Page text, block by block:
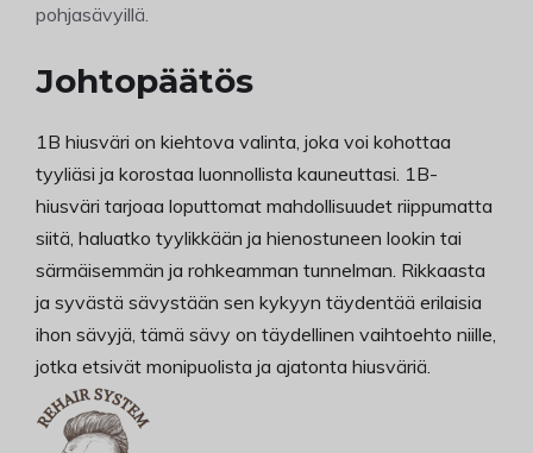
pohjasävyillä.
Johtopäätös
1B hiusväri on kiehtova valinta, joka voi kohottaa
tyyliäsi ja korostaa luonnollista kauneuttasi. 1B-
hiusväri tarjoaa loputtomat mahdollisuudet riippumatta
siitä, haluatko tyylikkään ja hienostuneen lookin tai
särmäisemmän ja rohkeamman tunnelman. Rikkaasta
ja syvästä sävystään sen kykyyn täydentää erilaisia
ihon sävyjä, tämä sävy on täydellinen vaihtoehto niille,
jotka etsivät monipuolista ja ajatonta hiusväriä.